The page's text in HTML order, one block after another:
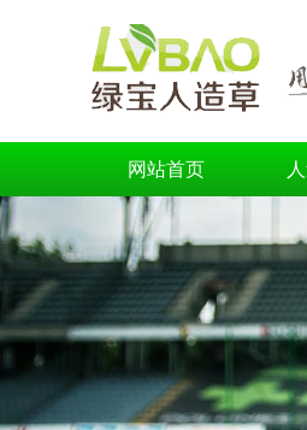
网站首页